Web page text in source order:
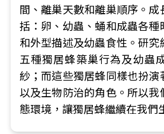
間、離巢天數和離巢順序。
括：卵、幼蟲、蛹和成蟲各種
和外型描述及幼蟲食性。研究
五種獨居蜂築巢行為及幼蟲
紗；而這些獨居蜂同樣也扮演
以及生物防治的角色。所以我
態環境，讓獨居蜂繼續在我們